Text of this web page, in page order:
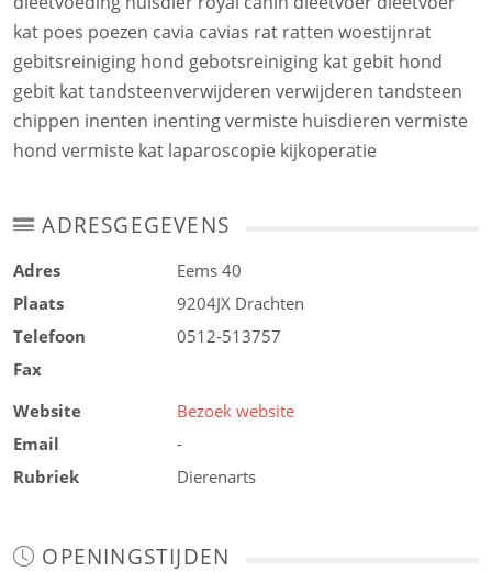
kat poes poezen cavia cavias rat ratten woestijnrat
gebitsreiniging hond gebotsreiniging kat gebit hond
gebit kat tandsteenverwijderen verwijderen tandsteen
chippen inenten inenting vermiste huisdieren vermiste
hond vermiste kat laparoscopie kijkoperatie
ADRESGEGEVENS
Adres
Eems 40
Plaats
9204JX Drachten
Telefoon
0512-513757
Fax
Website
Bezoek website
Email
-
Rubriek
Dierenarts
OPENINGSTIJDEN